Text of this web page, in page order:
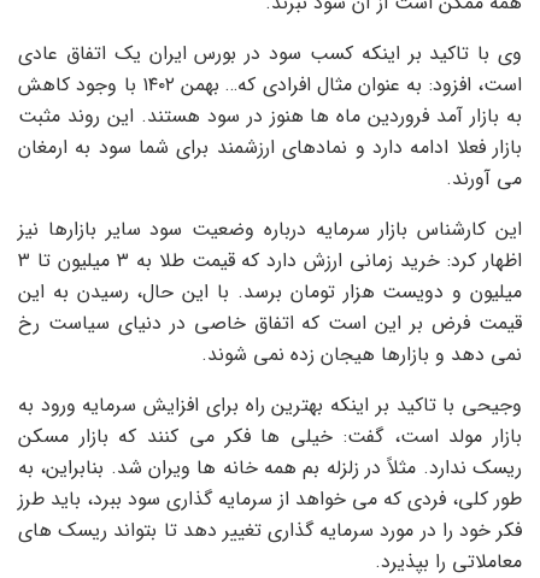
وی با تاکید بر اینکه کسب سود در بورس ایران یک اتفاق عادی
است، افزود: به عنوان مثال افرادی که… بهمن ۱۴۰۲ با وجود کاهش
به بازار آمد فروردین ماه ها هنوز در سود هستند. این روند مثبت
بازار فعلا ادامه دارد و نمادهای ارزشمند برای شما سود به ارمغان
می آورند.
این کارشناس بازار سرمایه درباره وضعیت سود سایر بازارها نیز
اظهار کرد: خرید زمانی ارزش دارد که قیمت طلا به ۳ میلیون تا ۳
میلیون و دویست هزار تومان برسد. با این حال، رسیدن به این
قیمت فرض بر این است که اتفاق خاصی در دنیای سیاست رخ
نمی دهد و بازارها هیجان زده نمی شوند.
وجیحی با تاکید بر اینکه بهترین راه برای افزایش سرمایه ورود به
بازار مولد است، گفت: خیلی ها فکر می کنند که بازار مسکن
ریسک ندارد. مثلاً در زلزله بم همه خانه ها ویران شد. بنابراین، به
طور کلی، فردی که می خواهد از سرمایه گذاری سود ببرد، باید طرز
فکر خود را در مورد سرمایه گذاری تغییر دهد تا بتواند ریسک های
معاملاتی را بپذیرد.